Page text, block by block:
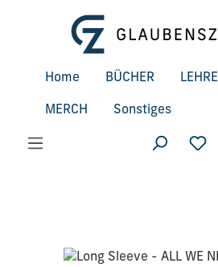
Zum Hauptinhalt springen
Home BÜCHER LEHRE
MERCH Sonstiges